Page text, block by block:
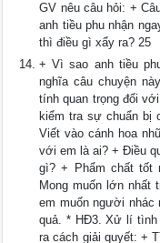
GV nêu câu hỏi: +
anh tiều phu nhận
thì điều gì xẩy ra? 25
+ Vì sao anh tiều
nghĩa câu chuyện
tính quan trọng đối
kiểm tra sự chuẩn bị
Viết vào cánh hoa
với em là ai? + Điều
gì? + Phẩm chất tốt
Mong muốn lớn nhất
em muốn người nhác
quả. * HĐ3. Xử lí tình
ra cách giải quyết: +